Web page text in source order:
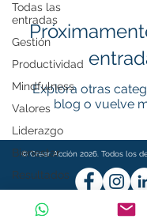
Todas las
entradas
Gestión
Productividad
Mindfulness
Valores
Liderazgo
Bienestar
Resultados
Explora otras
blog o vuelve
© Crear Acción 2026. Todos los